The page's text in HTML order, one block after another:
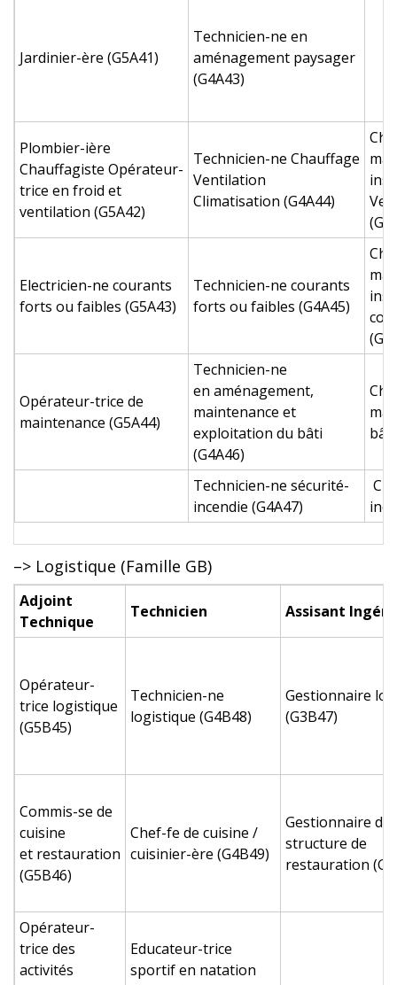
Jardinier-ère (G5A41)
Technicien-ne en
aménagement paysager
(G4A43)
Plombier-ière
Chauffagiste Opérateur-
trice en froid et
ventilation (G5A42)
Technicien-ne Chauffage
Ventilation
Climatisation (G4A44)
Electricien-ne courants
forts ou faibles (G5A43)
Technicien-ne courants
forts ou faibles (G4A45)
Opérateur-trice de
maintenance (G5A44)
Technicien-ne
en aménagement,
maintenance et
exploitation du bâti
(G4A46)
Technicien-ne sécurité-
incendie (G4A47)
–> Logistique (Famille GB)
Adjoint
Technique
Technicien Assisant
Opérateur-
trice logistique
(G5B45)
Technicien-ne
logistique (G4B48)
Gestionnaire
(G3B47)
Commis-se de
cuisine
et restauration
(G5B46)
Chef-fe de cuisine /
cuisinier-ère (G4B49)
Gestionnaire
structure de
restauration
Opérateur-
trice des
activités
Educateur-trice
sportif en natation